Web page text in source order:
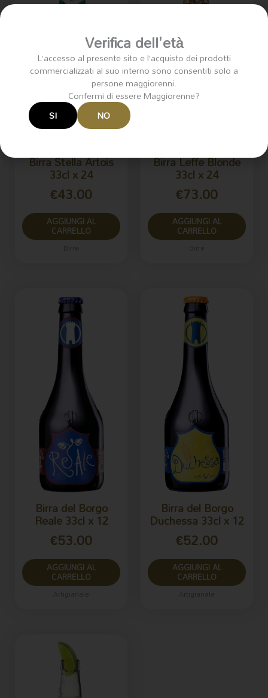
Birra Stella Artois
33cl x 24
€43.00
AGGIUNGI AL
CARRELLO
Birra Leffe Blonde
33cl x 24
€73.00
AGGIUNGI AL
CARRELLO
Birra del Borgo
Reale 33cl x 12
€53.00
AGGIUNGI AL
CARRELLO
Birra del Borgo
Duchessa 33cl x 12
€52.00
AGGIUNGI AL
CARRELLO
Verifica dell'età
L’accesso al presente sito e l’acquisto dei prodotti
commercializzati al suo interno sono consentiti solo a
persone maggiorenni.
Confermi di essere Maggiorenne?
SI NO